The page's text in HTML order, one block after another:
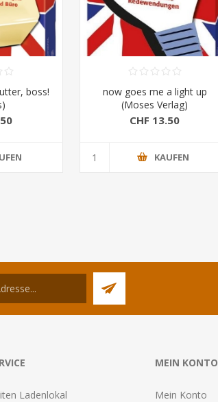
boss!
now goes me a light up
(Moses Verlag)
CHF 13.50
KAUFEN
Ladenlokal
MEIN KONTO
Mein Konto